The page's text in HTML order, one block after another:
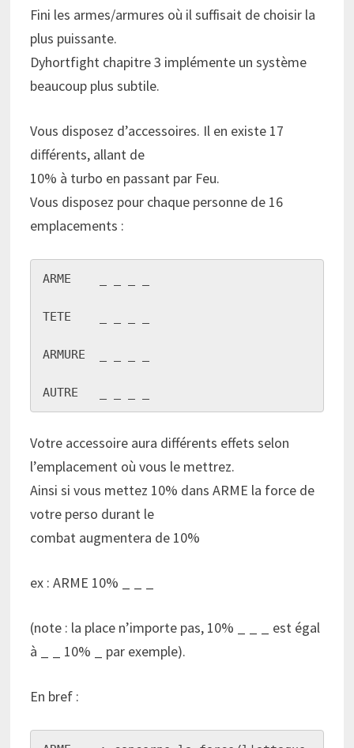
Fini les armes/armures où il suffisait de choisir la
plus puissante.
Dyhortfight chapitre 3 implémente un système
beaucoup plus subtile.
Vous disposez d’accessoires. Il en existe 17
différents, allant de
10% à turbo en passant par Feu.
Vous disposez pour chaque personne de 16
emplacements :
ARME    _ _ _ _
TETE    _ _ _ _
ARMURE  _ _ _ _
AUTRE   _ _ _ _
Votre accessoire aura différents effets selon
l’emplacement où vous le mettrez.
Ainsi si vous mettez 10% dans ARME la force de
votre perso durant le
combat augmentera de 10%
ex : ARME 10% _ _ _
(note : la place n’importe pas, 10% _ _ _ est égal
à _ _ 10% _ par exemple).
En bref :